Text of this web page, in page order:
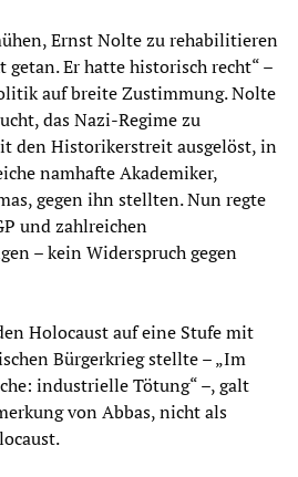
Ernst Nolte zu rehabilitieren
getan. Er hatte historisch recht“ –
auf breite Zustimmung. Nolte
das Nazi-Regime zu
den Historikerstreit ausgelöst, in
namhafte Akademiker,
gegen ihn stellten. Nun regte
und zahlreichen
– kein Widerspruch gegen
Holocaust auf eine Stufe mit
Bürgerkrieg stellte – „Im
industrielle Tötung“ –, galt
von Abbas, nicht als